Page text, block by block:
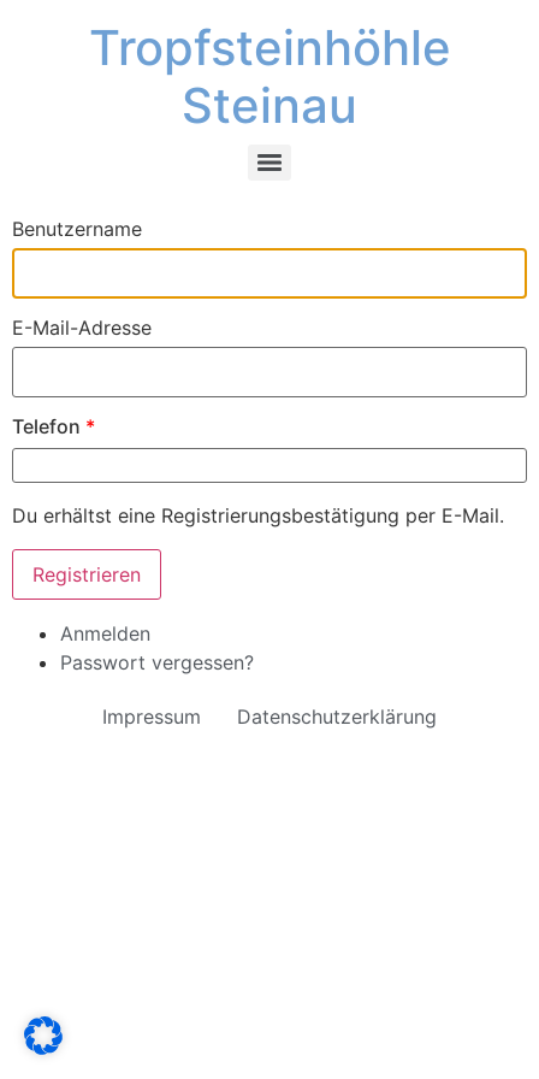
Tropfsteinhöhle
Steinau
Benutzername
E-Mail-Adresse
Telefon *
Du erhältst eine Registrierungsbestätigung per E-Mail.
Registrieren
Anmelden
Passwort vergessen?
Impressum Datenschutzerklärung